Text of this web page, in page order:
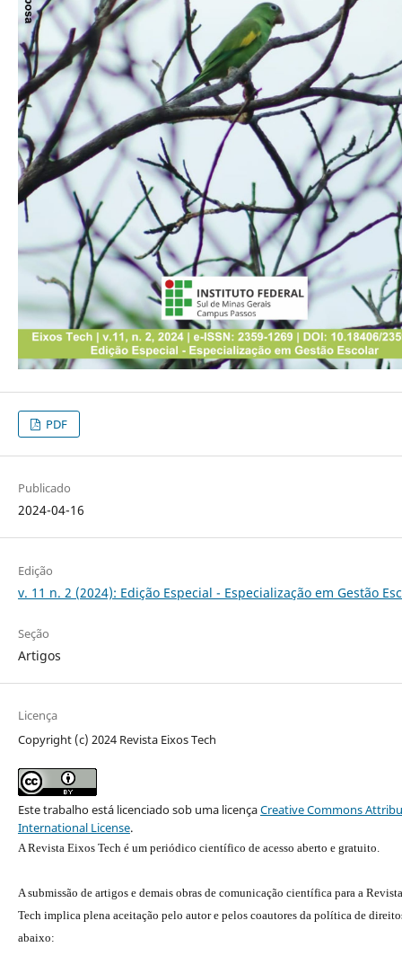
PDF
Publicado
2024-04-16
Edição
v. 11 n. 2 (2024): Edição Especial - Especialização em Gestão
Seção
Artigos
Licença
Copyright (c) 2024 Revista Eixos Tech
Este trabalho está licenciado sob uma licençaCreative Commons
International License.
A Revista Eixos Tech é um periódico científico de acesso aberto e gratuito.
A submissão de artigos e demais obras de comunicação científica para a
Tech implica plena aceitação pelo autor e pelos coautores da política de
abaixo: